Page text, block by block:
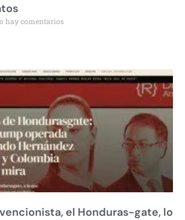
hay comentarios
el Honduras-gate, lo